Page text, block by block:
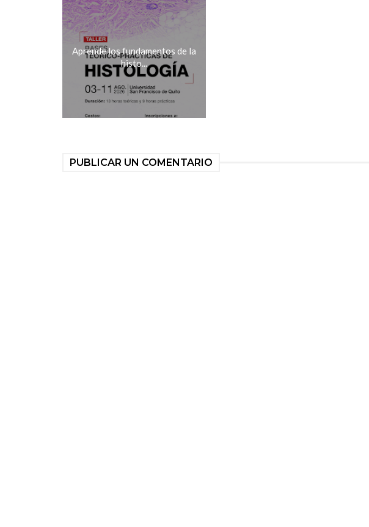
Aprende los fundamentos de la
histo...
PUBLICAR UN COMENTARIO